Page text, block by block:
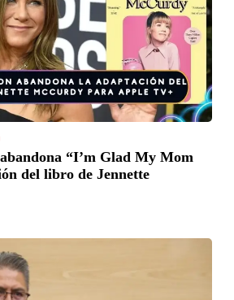
“I’m Glad My Mom
del libro de Jennette